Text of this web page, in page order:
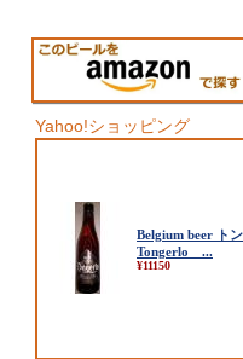
Yahoo!ショッピング